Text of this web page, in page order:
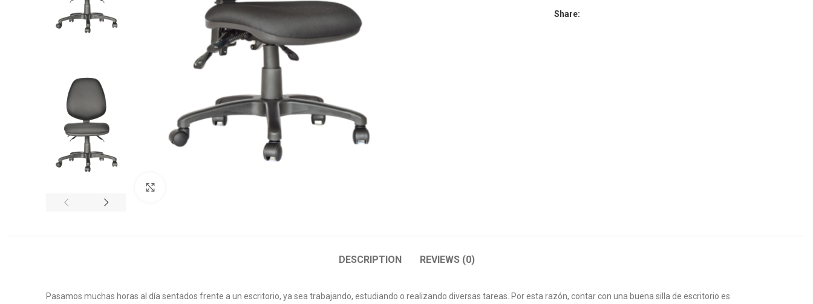
Share:
DESCRIPTION REVIEWS (0)
Pasamos muchas horas al día sentados frente a un escritorio, ya sea trabajando, estudiando o realizando diversas tareas. Por esta razón, contar con una buena silla de escritorio es